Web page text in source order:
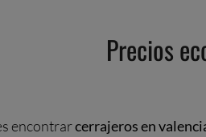
Precios
encontrarcerrajeros en